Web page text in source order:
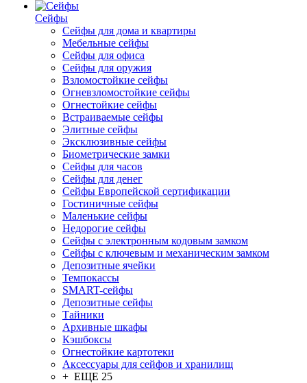
Сейфы
Сейфы для дома и квартиры
Мебельные сейфы
Сейфы для офиса
Сейфы для оружия
Взломостойкие сейфы
Огневзломостойкие сейфы
Огнестойкие сейфы
Встраиваемые сейфы
Элитные сейфы
Эксклюзивные сейфы
Биометрические замки
Сейфы для часов
Сейфы для денег
Сейфы Европейской сертификации
Гостиничные сейфы
Маленькие сейфы
Недорогие сейфы
Сейфы с электронным кодовым замком
Сейфы с ключевым и механическим замком
Депозитные ячейки
Темпокассы
SMART-сейфы
Депозитные сейфы
Тайники
Архивные шкафы
Кэшбоксы
Огнестойкие картотеки
Аксессуары для сейфов и хранилищ
+ ЕЩЕ 25